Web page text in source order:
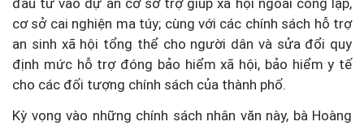
cơ sở cai nghiện ma túy; cùng với các chính sách hỗ trợ
an sinh xã hội tổng thể cho người dân và sửa đổi quy
định mức hỗ trợ đóng bảo hiểm xã hội, bảo hiểm y tế
cho các đối tượng chính sách của thành phố.
Kỳ vọng vào những chính sách nhân văn này, bà Hoàng